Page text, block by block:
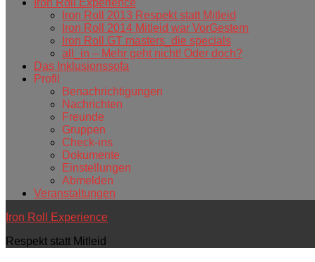
Iron Roll Experience
Iron Roll 2013 Respekt statt Mitleid
Iron Roll 2014 Mitleid war VorGestern
Iron Roll GT masters_die specials
all_in – Mehr geht nicht! Oder doch?
Das Inklusionssofa
Profil
Benachrichtigungen
Nachrichten
Freunde
Gruppen
Check-ins
Dokumente
Einstellungen
Abmelden
Veranstaltungen
Iron Roll Experience
Respekt statt Mitleid